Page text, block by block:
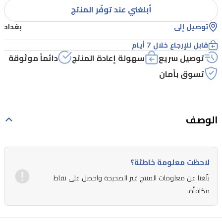
أبلغني عند توفّر المنتج
توصيل إلى بغداد
قابل للإرجاع خلال 7 أيام
توصيل سريع سهولة إعادة المنتج
دائماً موثوقة
تسوق بأمان
الوصف
لاحظت معلومة خاطئة؟
بلّغنا عن معلومات المنتج غير الصحيحة واحصل على نقاط
مكافأة.